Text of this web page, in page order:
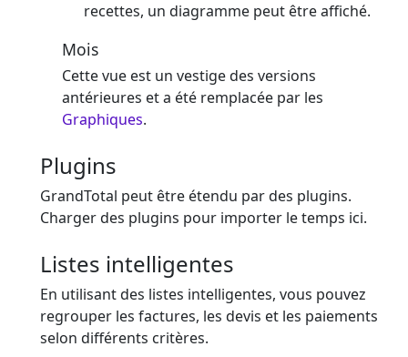
recettes, un diagramme peut être affiché.
Mois
Cette vue est un vestige des versions
antérieures et a été remplacée par les
Graphiques.
Plugins
GrandTotal peut être étendu par des plugins.
Charger des plugins pour importer le temps ici.
Listes intelligentes
En utilisant des listes intelligentes, vous pouvez
regrouper les factures, les devis et les paiements
selon différents critères.